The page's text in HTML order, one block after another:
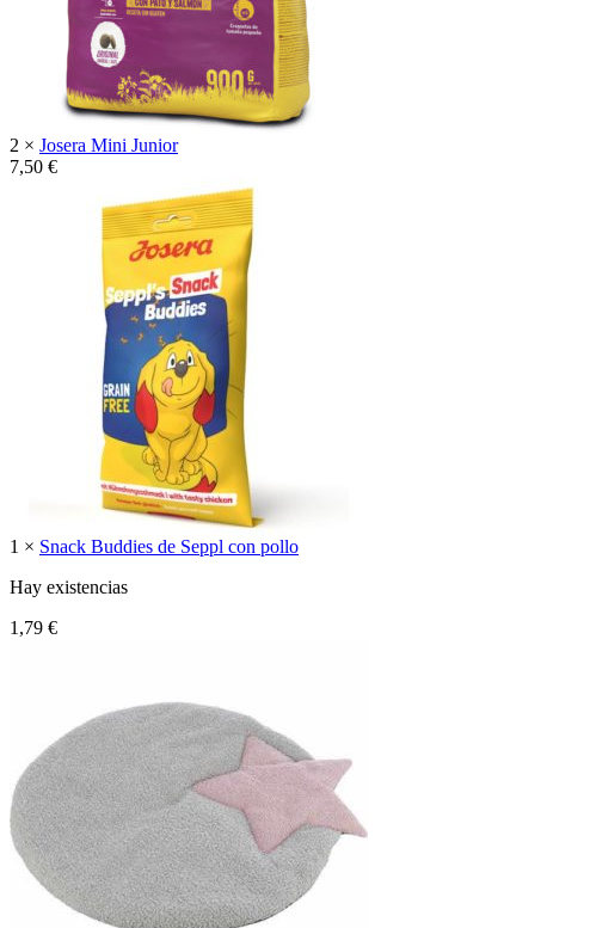
2 × Josera Mini Junior
7,50 €
1 × Snack Buddies de Seppl con pollo
Hay existencias
1,79 €